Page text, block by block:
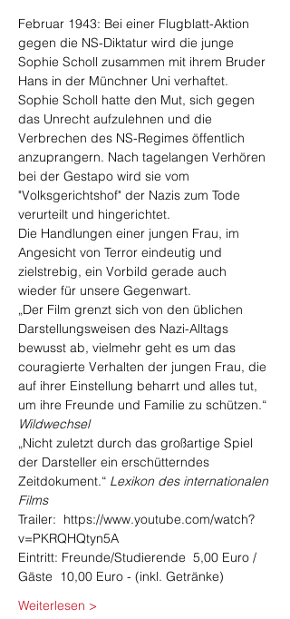
Februar 1943: Bei einer Flugblatt-Aktion
gegen die NS-Diktatur wird die junge
Sophie Scholl zusammen mit ihrem Bruder
Hans in der Münchner Uni verhaftet.
Sophie Scholl hatte den Mut, sich gegen
das Unrecht aufzulehnen und die
Verbrechen des NS-Regimes öffentlich
anzuprangern. Nach tagelangen Verhören
bei der Gestapo wird sie vom
"Volksgerichtshof" der Nazis zum Tode
verurteilt und hingerichtet.
Die Handlungen einer jungen Frau, im
Angesicht von Terror eindeutig und
zielstrebig, ein Vorbild gerade auch
wieder für unsere Gegenwart.
„Der Film grenzt sich von den üblichen
Darstellungsweisen des Nazi-Alltags
bewusst ab, vielmehr geht es um das
couragierte Verhalten der jungen Frau, die
auf ihrer Einstellung beharrt und alles tut,
um ihre Freunde und Familie zu schützen.“
Wildwechsel
„Nicht zuletzt durch das großartige Spiel
der Darsteller ein erschütterndes
Zeitdokument.“ Lexikon des internationalen
Films
Trailer:  https://www.youtube.com/watch?
v=PKRQHQtyn5A
Eintritt: Freunde/Studierende  5,00 Euro /
Gäste  10,00 Euro - (inkl. Getränke)
Weiterlesen >